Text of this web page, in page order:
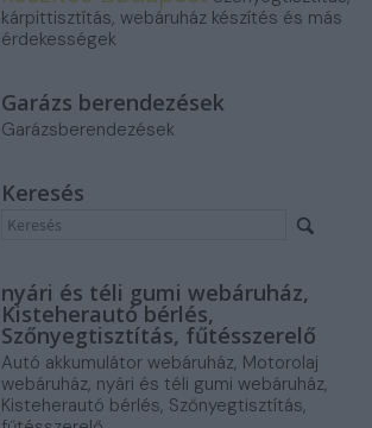
kárpittisztítás, webáruház készítés és más
érdekességek
Garázs berendezések
Garázsberendezések
Keresés
nyári és téli gumi webáruház,
Kisteherautó bérlés,
Szőnyegtisztítás, fűtésszerelő
Autó akkumulátor webáruház, Motorolaj
webáruház, nyári és téli gumi webáruház,
Kisteherautó bérlés, Szőnyegtisztítás,